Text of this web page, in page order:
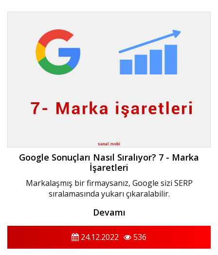
Google Sonuçları Nasıl Sıralıyor? 7 - Marka
İşaretleri
Markalaşmış bir firmaysanız, Google sizi SERP
sıralamasında yukarı çıkaralabilir.
Devamı
24.12.2022 536